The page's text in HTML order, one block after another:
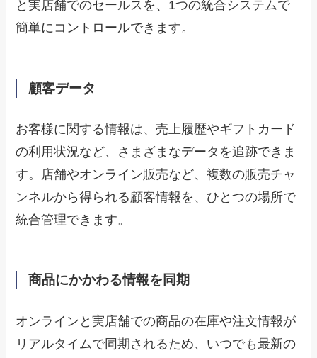
と実店舗でのセールスを、1つの統合システムで
簡単にコントロールできます。
顧客データ
お客様に関する情報は、売上履歴やギフトカード
の利用状況など、さまざまなデータを追跡できま
す。店舗やオンライン販売など、複数の販売チャ
ンネルから得られる顧客情報を、ひとつの場所で
統合管理できます。
商品にかかわる情報を同期
オンラインと実店舗での商品の在庫や注文情報が
リアルタイムで同期されるため、いつでも最新の